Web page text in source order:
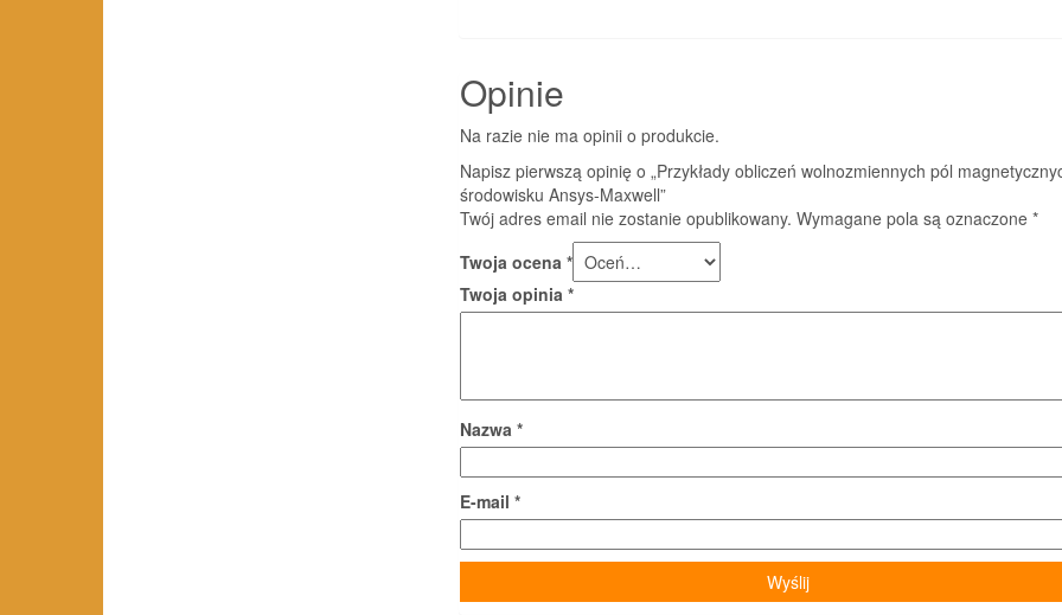
Opinie
Na razie nie ma opinii o produkcie.
Napisz pierwszą opinię o „Przykłady obliczeń wolnozmiennych pól
środowisku Ansys-Maxwell”
Twój adres email nie zostanie opublikowany. Wymagane pola są oznaczone *
Twoja ocena *
Twoja opinia *
Nazwa *
E-mail *